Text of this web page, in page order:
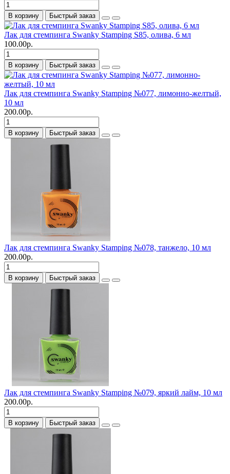
В корзину Быстрый заказ
Лак для стемпинга Swanky Stamping S85, олива, 6 мл
100.00р.
В корзину Быстрый заказ
Лак для стемпинга Swanky Stamping №077, лимонно-желтый,
10 мл
200.00р.
В корзину Быстрый заказ
Лак для стемпинга Swanky Stamping №078, танжело, 10 мл
200.00р.
В корзину Быстрый заказ
Лак для стемпинга Swanky Stamping №079, яркий лайм, 10 мл
200.00р.
В корзину Быстрый заказ